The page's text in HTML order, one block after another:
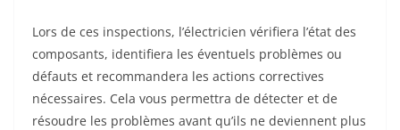
Lors de ces inspections, l’électricien vérifiera l’état des
composants, identifiera les éventuels problèmes ou
défauts et recommandera les actions correctives
nécessaires. Cela vous permettra de détecter et de
résoudre les problèmes avant qu’ils ne deviennent plus